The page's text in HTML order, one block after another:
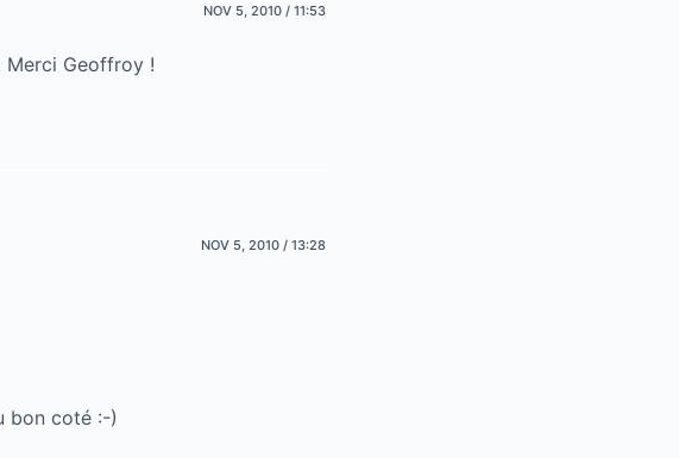
NOV 5, 2010 / 11:53
Merci Geoffroy !
NOV 5, 2010 / 13:28
bon coté :-)